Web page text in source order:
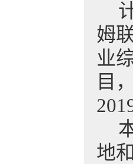
姆
业
目
地